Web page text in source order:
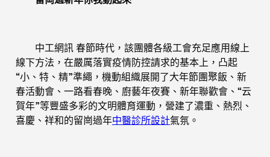
中工網訊 春節時代，該團體各級工會充足應用線上
線下方法，在嚴厲落實疫情防控請求的基本上，凸起
“小、特、精”準繩，機動組織展開了大年節團聚飯、新
春活動會、一路看春晚、廚藝年夜賽、新年聯歡會、“云
賀年”等豐盛多彩的文明體育運動，營建了濃重、熱烈、
喜慶、祥和的留崗過年中醫診所設計氣氛。